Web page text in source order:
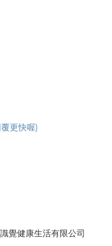
更快喔)
覺健康生活有限公司